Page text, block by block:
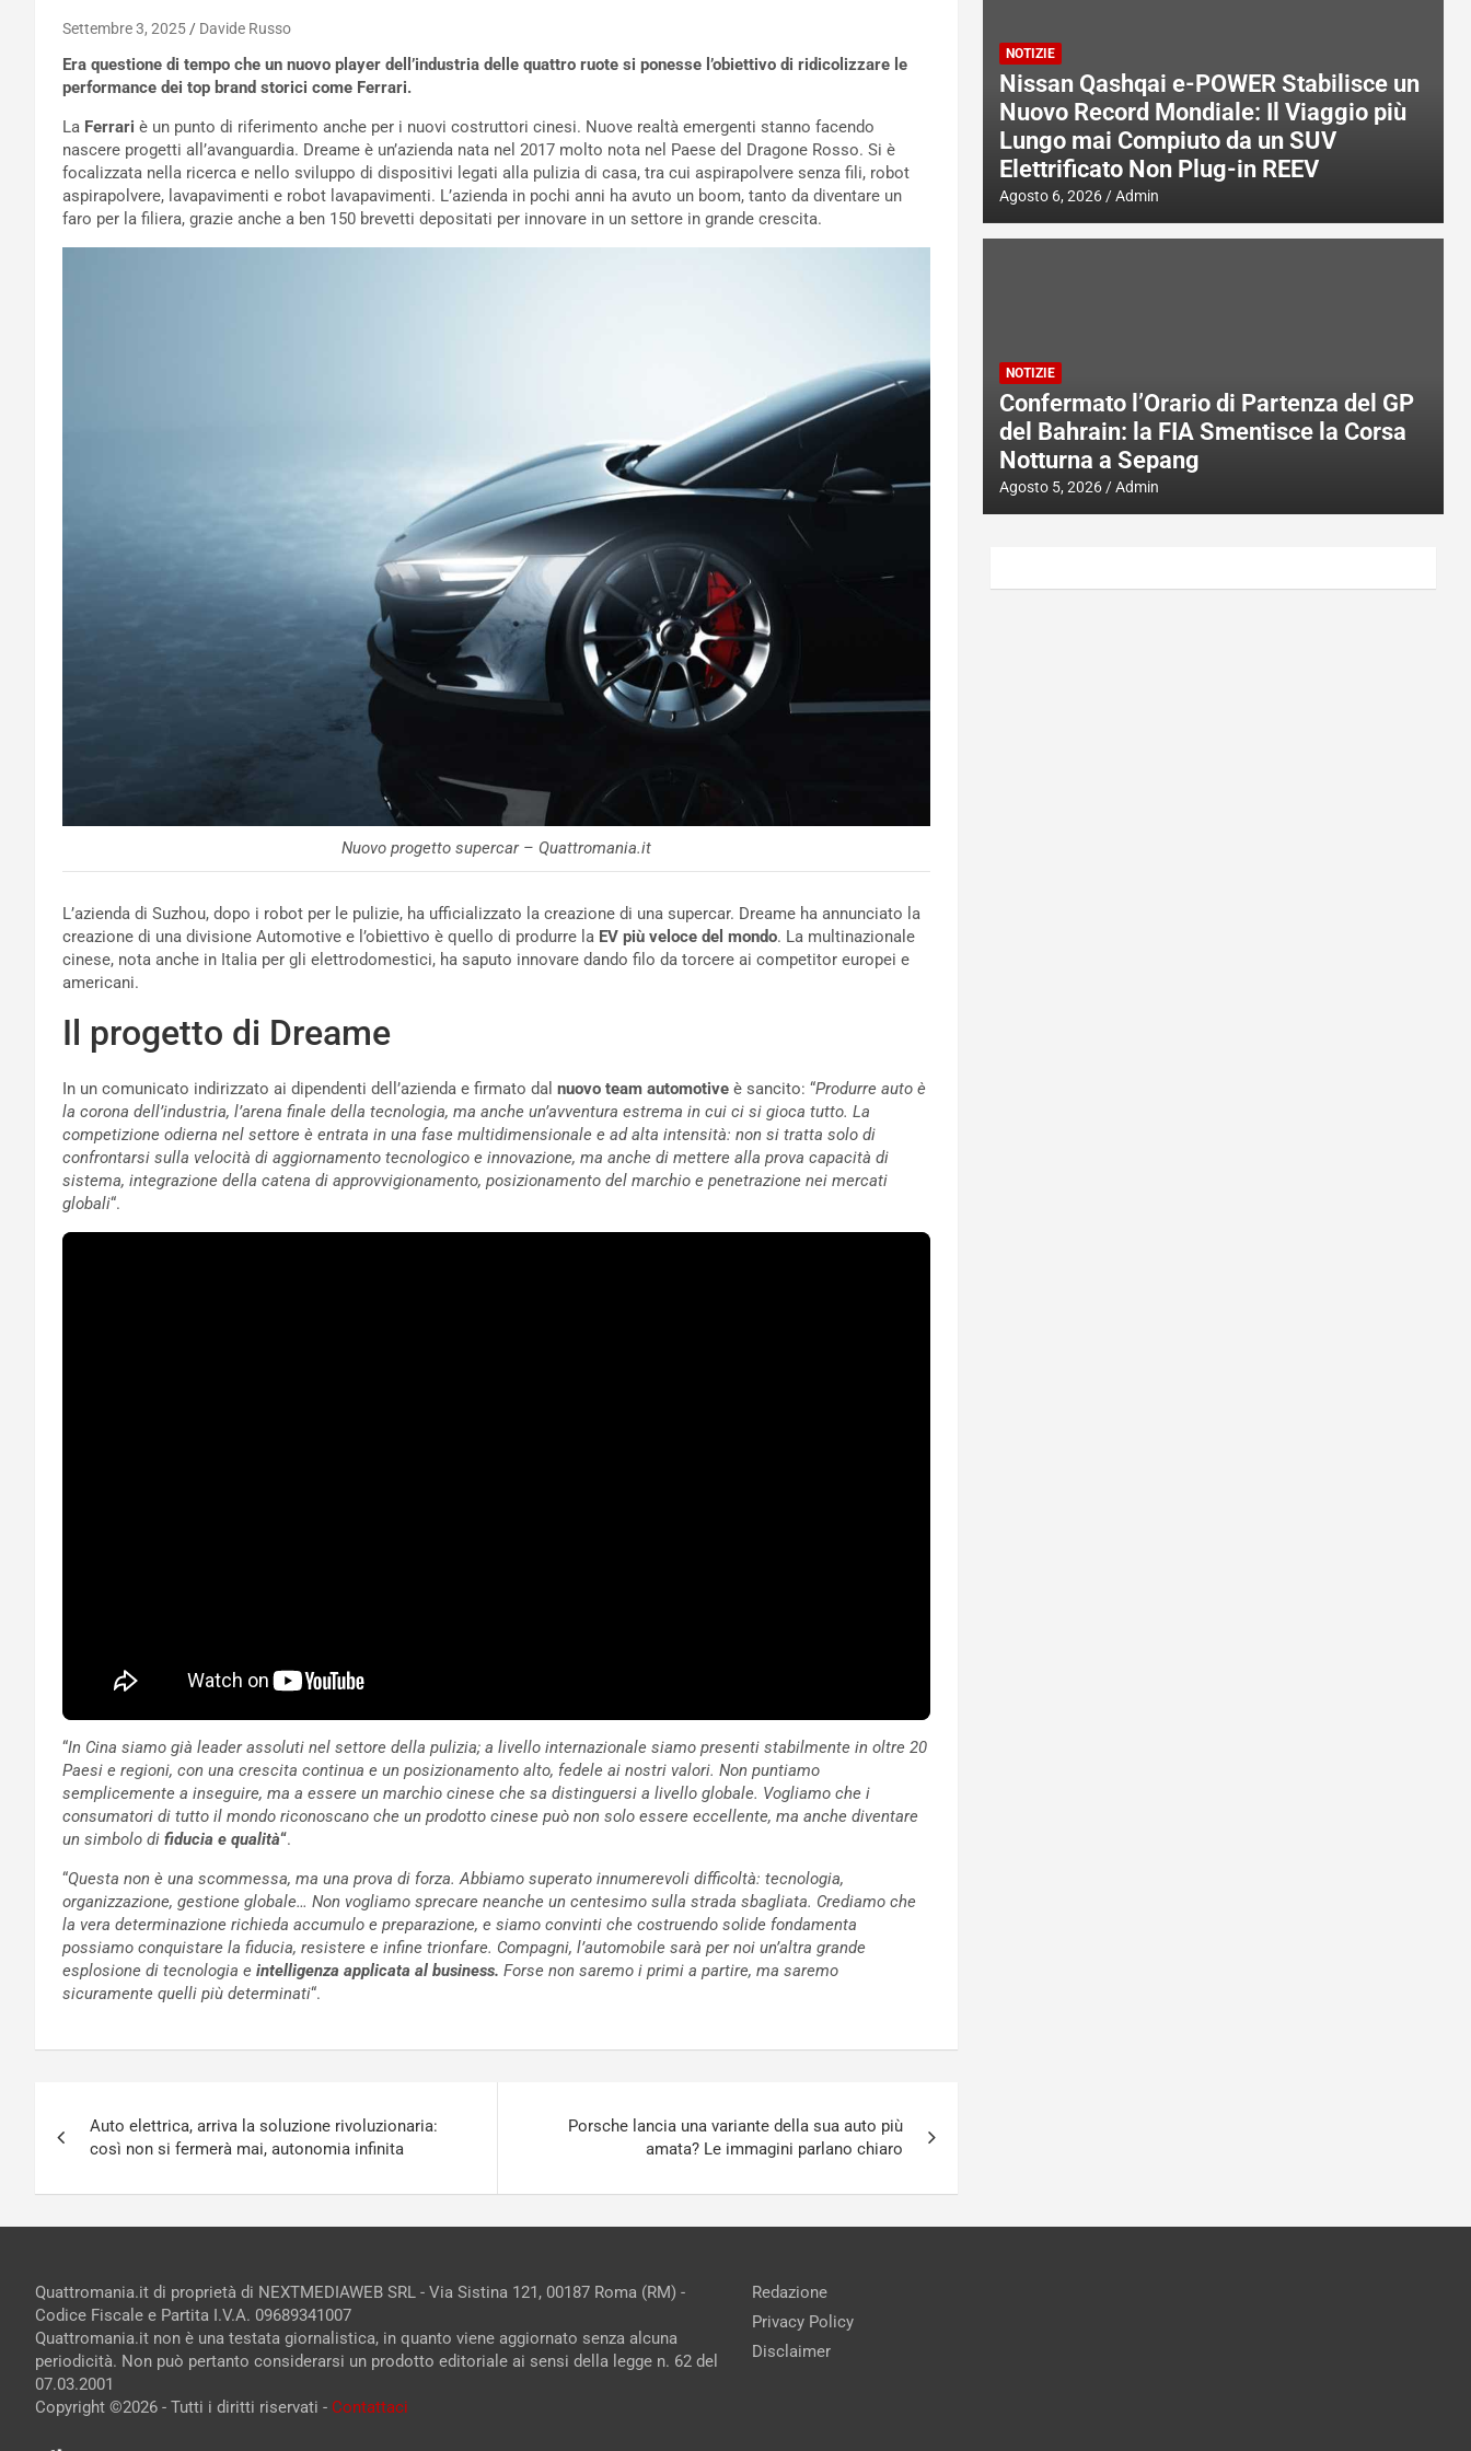
Settembre 3, 2025 Davide Russo
Era questione di tempo che un nuovo player dell’industria delle quattro ruote si ponesse l’obiettivo di ridicolizzare le
performance dei top brand storici come Ferrari.
La Ferrari è un punto di riferimento anche per i nuovi costruttori cinesi. Nuove realtà emergenti stanno facendo
nascere progetti all’avanguardia. Dreame è un’azienda nata nel 2017 molto nota nel Paese del Dragone Rosso. Si è
focalizzata nella ricerca e nello sviluppo di dispositivi legati alla pulizia di casa, tra cui aspirapolvere senza fili, robot
aspirapolvere, lavapavimenti e robot lavapavimenti. L’azienda in pochi anni ha avuto un boom, tanto da diventare un
faro per la filiera, grazie anche a ben 150 brevetti depositati per innovare in un settore in grande crescita.
Nuovo progetto supercar – Quattromania.it
L’azienda di Suzhou, dopo i robot per le pulizie, ha ufficializzato la creazione di una supercar. Dreame ha annunciato la
creazione di una divisione Automotive e l’obiettivo è quello di produrre la EV più veloce del mondo. La multinazionale
cinese, nota anche in Italia per gli elettrodomestici, ha saputo innovare dando filo da torcere ai competitor europei e
americani.
Il progetto di Dreame
In un comunicato indirizzato ai dipendenti dell’azienda e firmato dal nuovo team automotive è sancito: “Produrre auto è
la corona dell’industria, l’arena finale della tecnologia, ma anche un’avventura estrema in cui ci si gioca tutto. La
competizione odierna nel settore è entrata in una fase multidimensionale e ad alta intensità: non si tratta solo di
confrontarsi sulla velocità di aggiornamento tecnologico e innovazione, ma anche di mettere alla prova capacità di
sistema, integrazione della catena di approvvigionamento, posizionamento del marchio e penetrazione nei mercati
globali“.
“In Cina siamo già leader assoluti nel settore della pulizia; a livello internazionale siamo presenti stabilmente in oltre 20
Paesi e regioni, con una crescita continua e un posizionamento alto, fedele ai nostri valori. Non puntiamo
semplicemente a inseguire, ma a essere un marchio cinese che sa distinguersi a livello globale. Vogliamo che i
consumatori di tutto il mondo riconoscano che un prodotto cinese può non solo essere eccellente, ma anche diventare
un simbolo di fiducia e qualità“.
“Questa non è una scommessa, ma una prova di forza. Abbiamo superato innumerevoli difficoltà: tecnologia,
organizzazione, gestione globale… Non vogliamo sprecare neanche un centesimo sulla strada sbagliata. Crediamo che
la vera determinazione richieda accumulo e preparazione, e siamo convinti che costruendo solide fondamenta
possiamo conquistare la fiducia, resistere e infine trionfare. Compagni, l’automobile sarà per noi un’altra grande
esplosione di tecnologia e intelligenza applicata al business. Forse non saremo i primi a partire, ma saremo
sicuramente quelli più determinati“.
articoli
Auto elettrica, arriva la soluzione rivoluzionaria:
così non si fermerà mai, autonomia infinita
Porsche lancia una variante della sua auto più
amata? Le immagini parlano chiaro
NOTIZIE
Nissan Qashqai e-POWER Stabilisce un
Nuovo Record Mondiale: Il Viaggio più
Lungo mai Compiuto da un SUV
Elettrificato Non Plug-in REEV
Agosto 6, 2026 Admin
NOTIZIE
Confermato l’Orario di Partenza del GP
del Bahrain: la FIA Smentisce la Corsa
Notturna a Sepang
Agosto 5, 2026 Admin
Quattromania.it di proprietà di NEXTMEDIAWEB SRL - Via Sistina 121, 00187 Roma (RM) -
Codice Fiscale e Partita I.V.A. 09689341007
Quattromania.it non è una testata giornalistica, in quanto viene aggiornato senza alcuna
periodicità. Non può pertanto considerarsi un prodotto editoriale ai sensi della legge n. 62 del
07.03.2001
Copyright ©2026 - Tutti i diritti riservati - Contattaci
Redazione
Privacy Policy
Disclaimer